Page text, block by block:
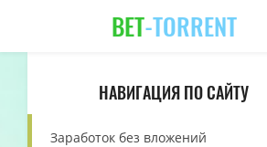
BET-TORRENT
НАВИГАЦИЯ ПО САЙТУ
Заработок без вложений